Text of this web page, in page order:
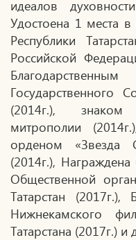
идеалов
Удостоена 1 места
Республики
Российской
Государственного
(2014г.), знаком
митрополии
орденом «Звезда
(2014г.),
Общественной
Татарстан (2017г.),
Нижнекамского
Татарстана (2017г.) и